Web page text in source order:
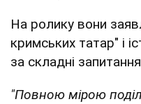
На ролику вони
кримських татар" і
за складні
"Повною мірою